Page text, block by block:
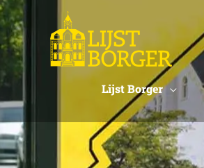
Ga
naar
de
inhoud
Lijst Borger